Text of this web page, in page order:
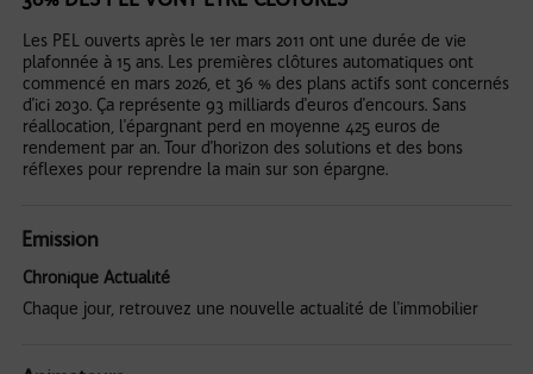
Les PEL ouverts après le 1er mars 2011 ont une durée de vie
plafonnée à 15 ans. Les premières clôtures automatiques ont
commencé en mars 2026, et 36 % des plans actifs sont concernés
d'ici 2030. Ça représente 93 milliards d'euros d'encours. Sans
réallocation, l'épargnant perd en moyenne 425 euros de
rendement par an. Tour d'horizon des solutions et des bons
réflexes pour reprendre la main sur son épargne.
Emission
Chronique Actualité
Chaque jour, retrouvez une nouvelle actualité de l'immobilier